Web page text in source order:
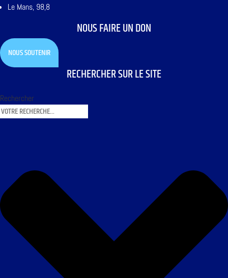
Le Mans, 98,8
NOUS FAIRE UN DON
NOUS SOUTENIR
RECHERCHER SUR LE SITE
Rechercher